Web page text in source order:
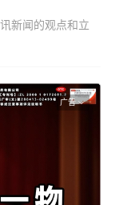
新闻的观点和立
广告